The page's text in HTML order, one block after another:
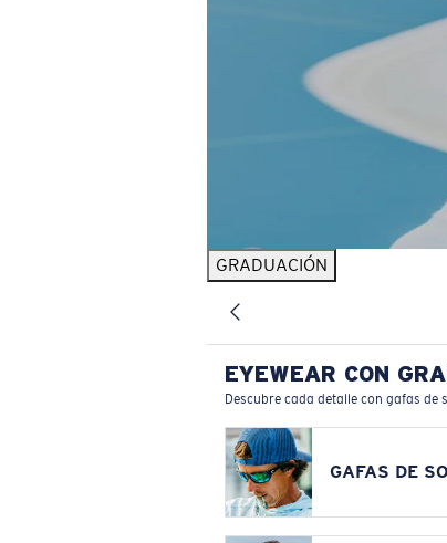
GRADUACIÓN
EYEWEAR CON
Descubre cada detalle con gafas
GAFAS DE